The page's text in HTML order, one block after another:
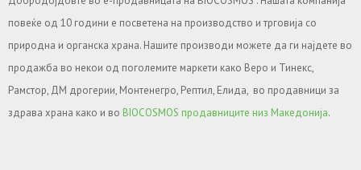
повеќе од 10 години е посветена на производство и трговија со
природна и органска храна. Нашите производи можете да ги најдете во
продажба во некои од поголемите маркети како Веро и Тинекс,
Рамстор, ДМ дрогерии, Монтенегро, Рептил, Елида, во продавници за
здрава храна како и во BIOCOSMOS продавниците низ Македонија.